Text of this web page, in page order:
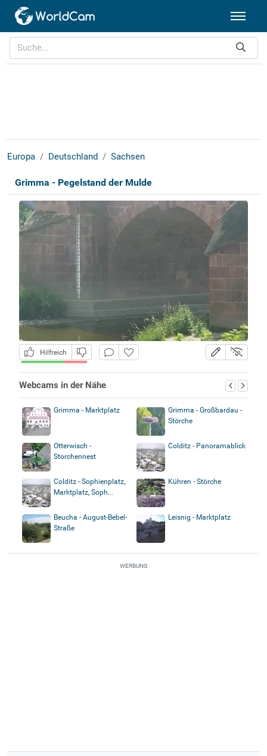
Europa Deutschland Sachsen
Grimma - Pegelstand der Mulde
Hilfreich
Webcams in der Nähe
Grimma - Marktplatz
Grimma - Großbardau -
Störche
Otterwisch -
Storchennest
Colditz - Panoramablick
Colditz - Sophienplatz,
Marktplatz, Soph...
Kühren - Störche
Beucha - August-Bebel-
Straße
Leisnig - Marktplatz
WERBUNG